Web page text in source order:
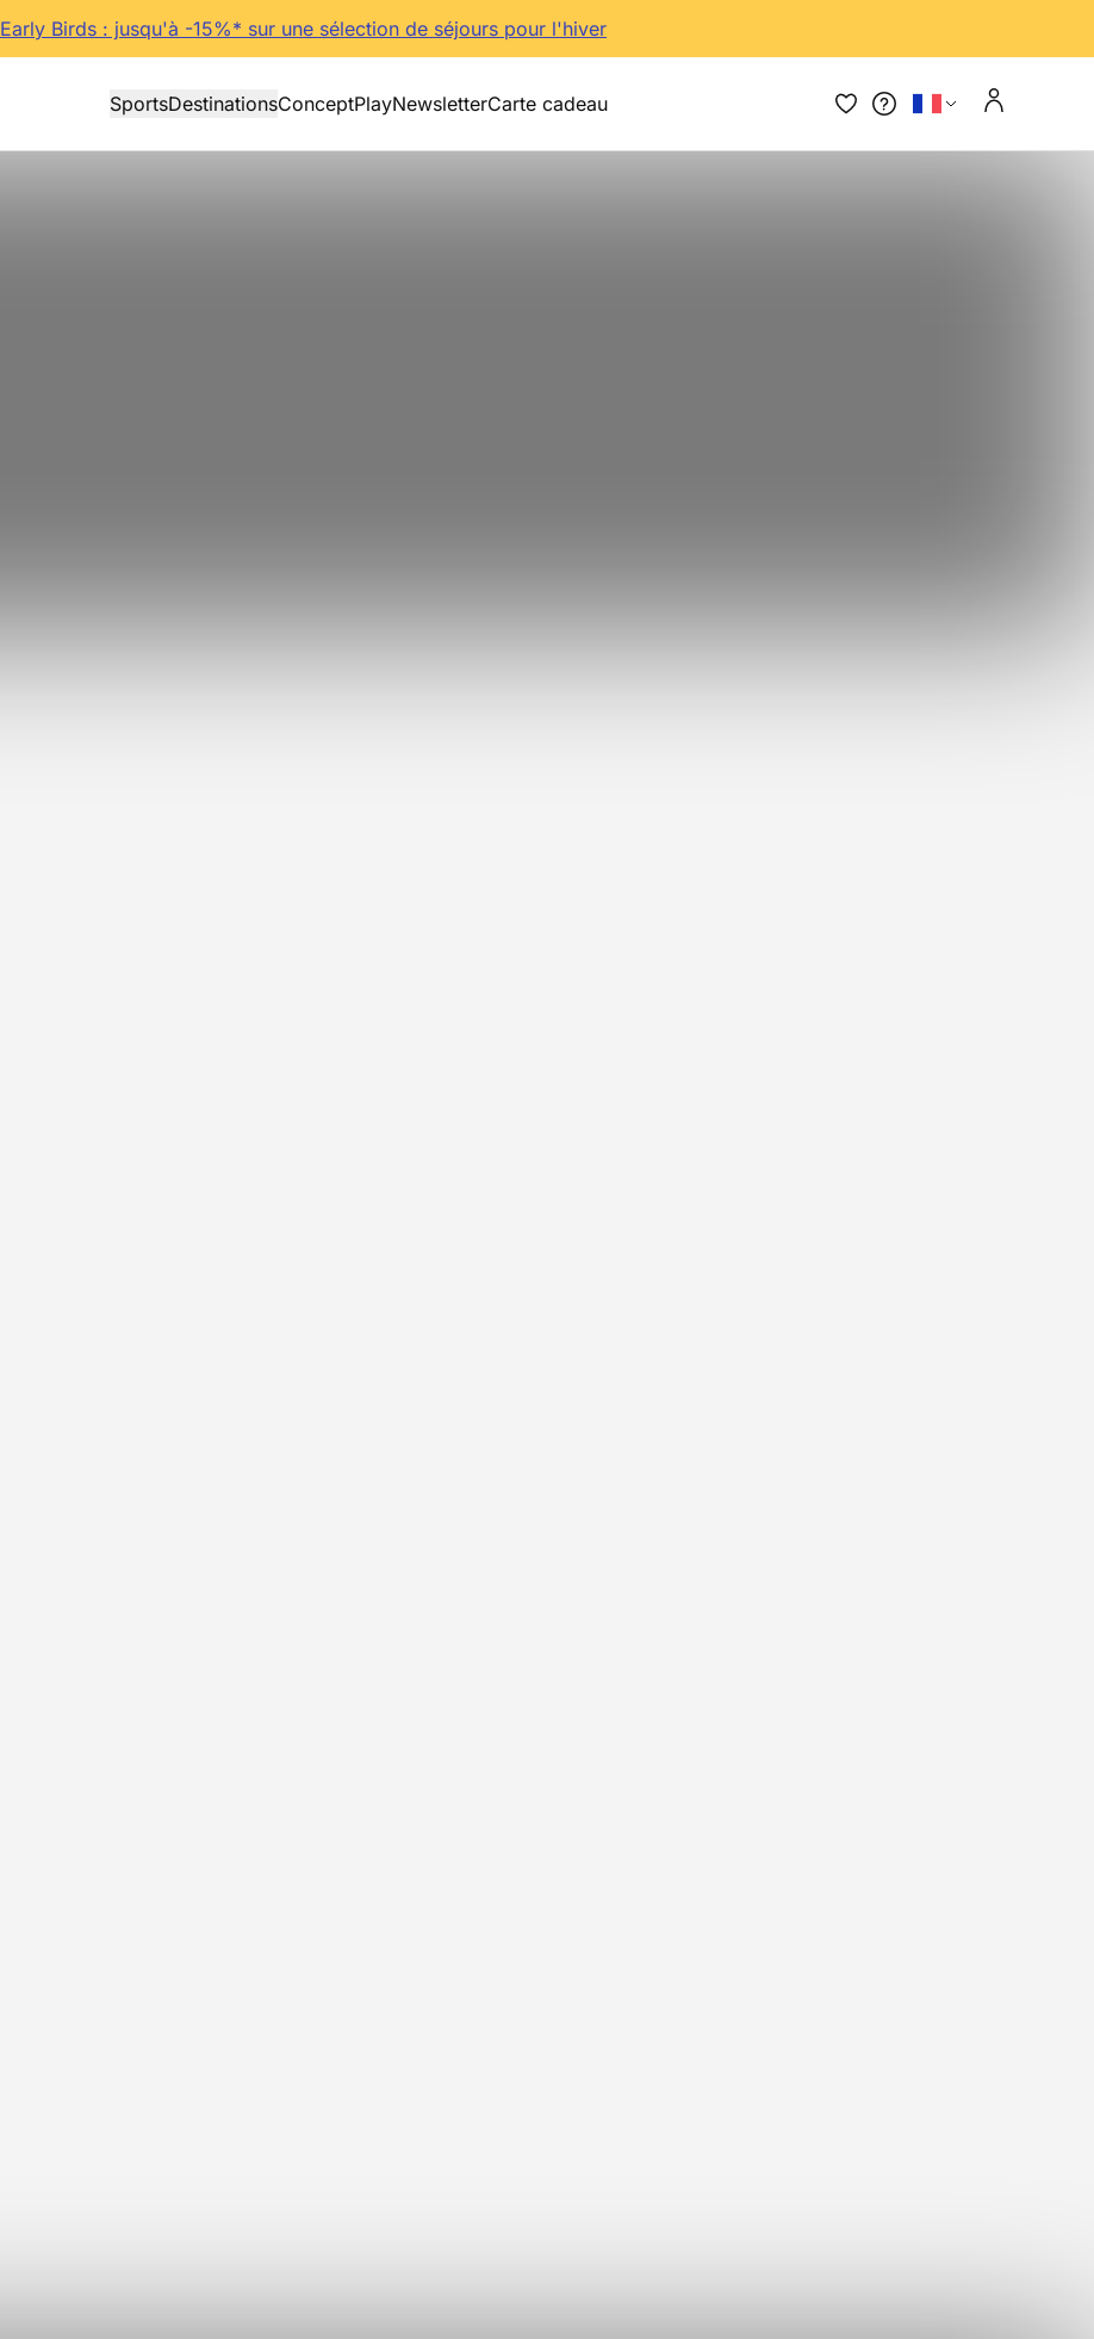
Early Birds : jusqu'à -15%* sur une sélection de séjours pour l'hiver
SportsDestinationsConceptPlayNewsletterCarte cadeau